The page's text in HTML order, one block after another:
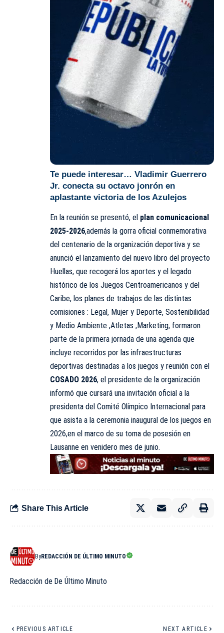
Te puede interesar… Vladimir Guerrero
Jr. conecta su octavo jonrón en
aplastante victoria de los Azulejos
En la reunión se presentó, el plan comunicacional
2025-2026,además la gorra oficial conmemorativa
del centenario de la organización deportiva y se
anunció el lanzamiento del nuevo libro del proyecto
Huellas, que recogerá los aportes y el legado
histórico de los Juegos Centroamericanos y del
Caribe, los planes de trabajos de las distintas
comisiones : Legal, Mujer y Deporte, Sostenibilidad
y Medio Ambiente ,Atletas ,Marketing, formaron
parte de la primera jornada de una agenda que
incluye recorridos por las infraestructuras
deportivas destinadas a los juegos y reunión con el
COSADO 2026, el presidente de la organización
informó que cursará una invitación oficial a la
presidenta del Comité Olímpico Internacional para
que asista a la ceremonia inaugural de los juegos en
2026,en el marco de su toma de posesión en
Lausanne en venidero mes de junio.
Share This Article
ByREDACCIÓN DE ÚLTIMO MINUTO
Redacción de De Último Minuto
PREVIOUS ARTICLE NEXT ARTICLE